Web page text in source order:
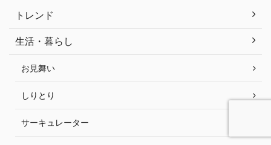
トレンド
生活・暮らし
お見舞い
しりとり
サーキュレーター